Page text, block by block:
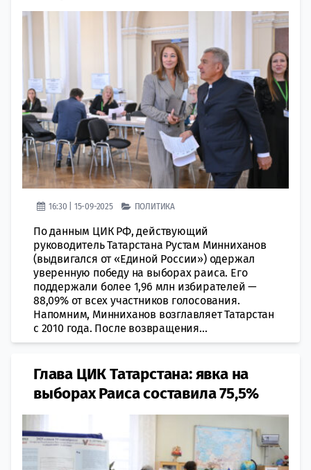
16:30 | 15-09-2025 ПОЛИТИКА
По данным ЦИК РФ, действующий
руководитель Татарстана Рустам Минниханов
(выдвигался от «Единой России») одержал
уверенную победу на выборах раиса. Его
поддержали более 1,96 млн избирателей —
88,09% от всех участников голосования.
Напомним, Минниханов возглавляет Татарстан
с 2010 года. После возвращения...
Глава ЦИК Татарстана: явка на
выборах Раиса составила 75,5%